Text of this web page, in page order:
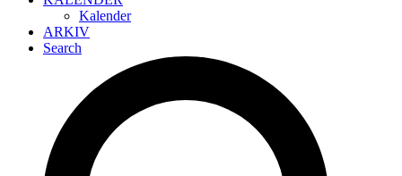
Kalender
ARKIV
Search